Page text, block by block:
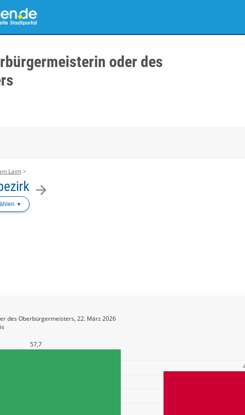
oder des
arrow_forward
Laim
57,7
des Oberbürgermeisters, 22. März 2026